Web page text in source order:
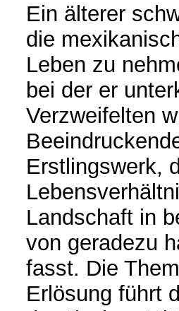
Ein älterer
die
Leben zu
bei der er
Verzweifelten
Erstlingswerk,
Landschaft in
von geradezu
fasst. Die
Erlösung führt